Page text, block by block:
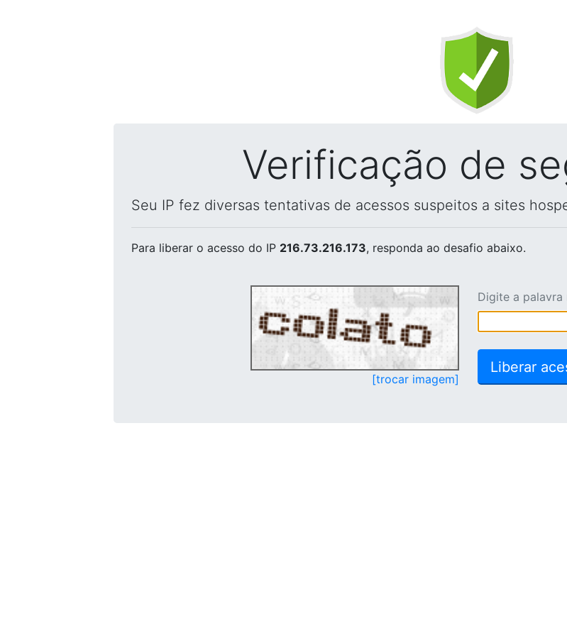
Verificação de
Seu IP fez diversas tentativas de acessos suspeitos a sites
Para liberar o acesso do IP 216.73.216.173, responda ao desafio abaixo.
[trocar imagem]
Digite a